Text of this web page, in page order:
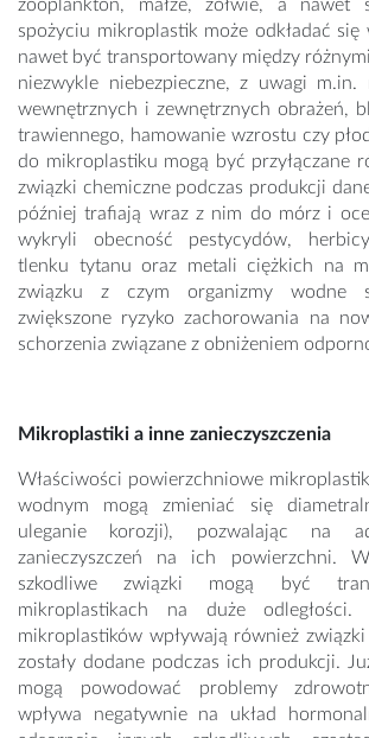
zooplankton, małże, żółwie, a nawet
spożyciu mikroplastik może odkładać się
nawet być transportowany między
niezwykle niebezpieczne, z uwagi m.in.
wewnętrznych i zewnętrznych obrażeń,
trawiennego, hamowanie wzrostu czy
do mikroplastiku mogą być przyłączane
związki chemiczne podczas produkcji
później trafiają wraz z nim do mórz i
wykryli obecność pestycydów,
tlenku tytanu oraz metali ciężkich na
związku z czym organizmy wodne
zwiększone ryzyko zachorowania na
schorzenia związane z obniżeniem
Mikroplastiki a inne zanieczyszczenia
Właściwości powierzchniowe
wodnym mogą zmieniać się
uleganie korozji), pozwalając na
zanieczyszczeń na ich powierzchni.
szkodliwe związki mogą być
mikroplastikach na duże odległości.
mikroplastików wpływają również
zostały dodane podczas ich produkcji.
mogą powodować problemy
wpływa negatywnie na układ